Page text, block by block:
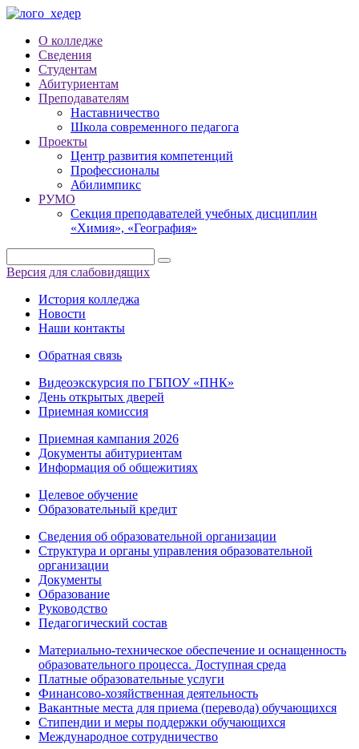
О колледже
Сведения
Студентам
Абитуриентам
Преподавателям
Наставничество
Школа современного педагога
Проекты
Центр развития компетенций
Профессионалы
Абилимпикс
РУМО
Секция преподавателей учебных дисциплин
«Химия», «География»
Версия для слабовидящих
История колледжа
Новости
Наши контакты
Обратная связь
Видеоэкскурсия по ГБПОУ «ПНК»
День открытых дверей
Приемная комиссия
Приемная кампания 2026
Дoкументы абитуриентам
Информация об общежитиях
Целевое обучение
Образовательный кредит
Сведения об образовательной организации
Структура и органы управления образовательной
организации
Документы
Образование
Руководство
Педагогический состав
Материально-техническое обеспечение и оснащенность
образовательного процесса. Доступная среда
Платные образовательные услуги
Финансово-хозяйственная деятельность
Вакантные места для приема (перевода) обучающихся
Стипендии и меры поддержки обучающихся
Международное сотрудничество